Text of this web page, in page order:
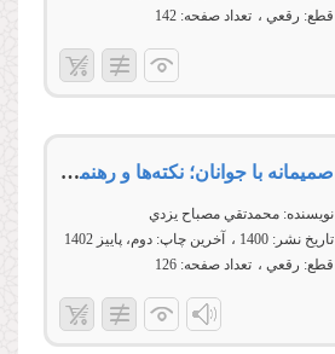
قطع: رقعي تعداد صفحه: 142
صمیمانه با جوانان؛ نکته‌ها و رهنمودهایی خطاب به جوانان
نویسنده: محمدتقي مصباح يزدي
تاریخ نشر: 1400 آخرین چاپ: دوم، پاییز 1402
قطع: رقعي تعداد صفحه: 126